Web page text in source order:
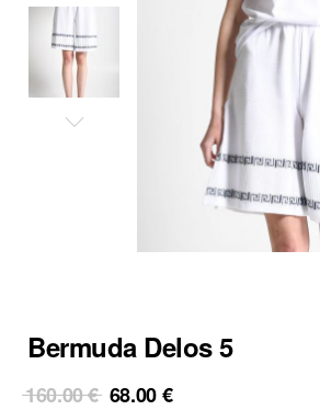
Bermuda Delos 5
160.00€ Original
68.00€